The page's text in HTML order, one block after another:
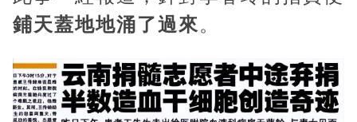
鋪天蓋地地涌了過來。